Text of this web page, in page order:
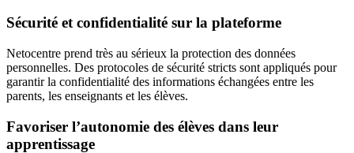
Sécurité et confidentialité sur la plateforme
Netocentre prend très au sérieux la protection des données
personnelles. Des protocoles de sécurité stricts sont appliqués pour
garantir la confidentialité des informations échangées entre les
parents, les enseignants et les élèves.
Favoriser l’autonomie des élèves dans leur
apprentissage